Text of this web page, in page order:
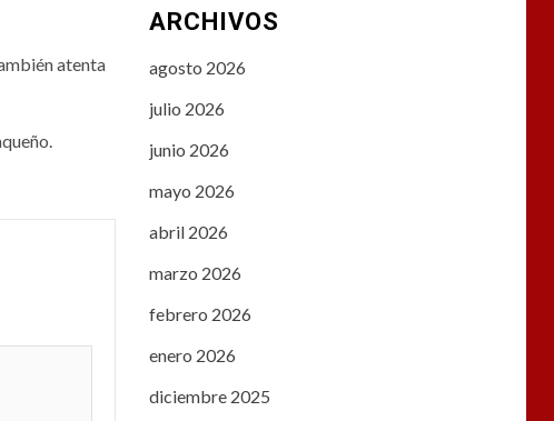
atenta
ARCHIVOS
agosto 2026
julio 2026
junio 2026
mayo 2026
abril 2026
marzo 2026
febrero 2026
enero 2026
diciembre 2025